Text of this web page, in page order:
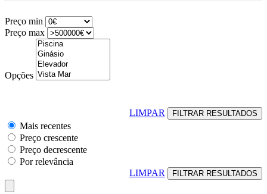
Preço min
Preço max
Opções
LIMPAR
Mais recentes
Preço crescente
Preço decrescente
Por relevância
LIMPAR